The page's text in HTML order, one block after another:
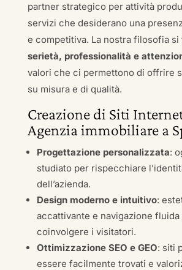
partner strategico per attività
servizi che desiderano una
e competitiva. La nostra filosofia si
serietà, professionalità e
valori che ci permettono di offrire
su misura e di qualità.
Creazione di Siti
Agenzia immobiliare a
Progettazione personalizzata:
studiato per rispecchiare
dell’azienda.
Design moderno e intuitivo:
accattivante e navigazione fluida
coinvolgere i visitatori.
Ottimizzazione SEO e GEO: siti
essere facilmente trovati e